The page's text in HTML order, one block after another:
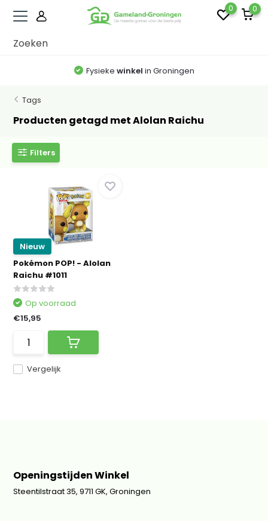
0 0
Fysieke winkel in Groningen
Tags
Producten getagd met Alolan Raichu
Filters
Nieuw
Pokémon POP! - Alolan
Raichu #1011
Vergelijk
Op voorraad
€15,95
Openingstijden Winkel
Steentilstraat 35, 9711 GK, Groningen